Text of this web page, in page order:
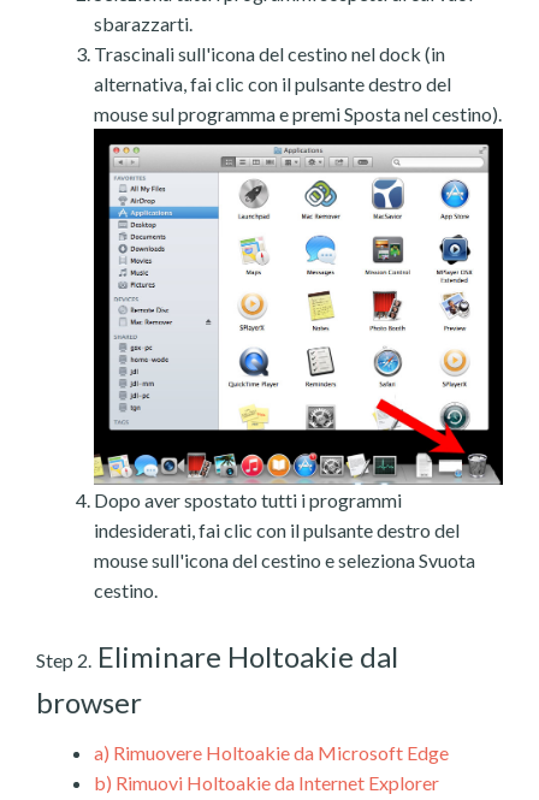
sbarazzarti.
Trascinali sull'icona del cestino nel dock (in
alternativa, fai clic con il pulsante destro del
mouse sul programma e premi Sposta nel cestino).
Dopo aver spostato tutti i programmi
indesiderati, fai clic con il pulsante destro del
mouse sull'icona del cestino e seleziona Svuota
cestino.
Step 2. Eliminare Holtoakie dal
browser
a) Rimuovere Holtoakie da Microsoft Edge
b) Rimuovi Holtoakie da Internet Explorer